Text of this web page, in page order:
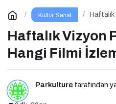
Kültür Sanat
Haftalık Vizyon
Hangi Filmi
Parkulture tarafından